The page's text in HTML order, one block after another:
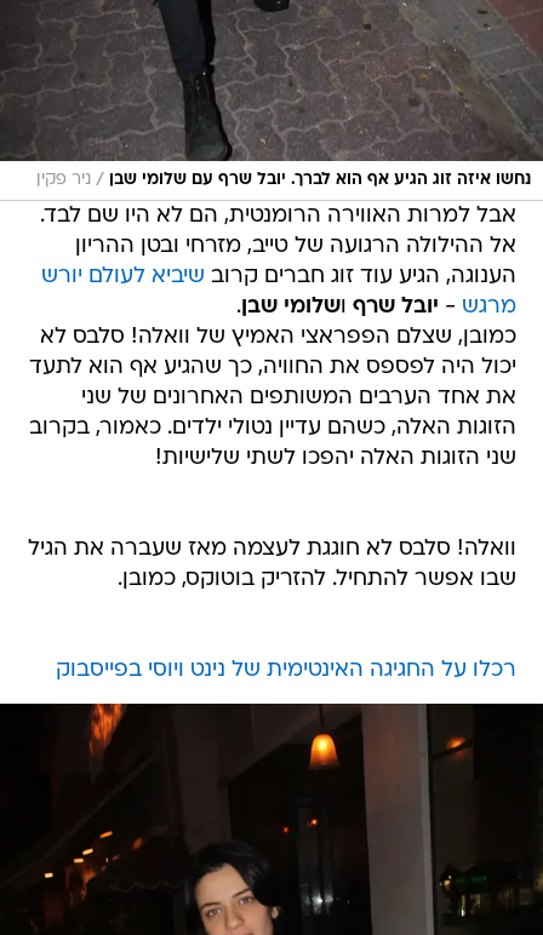
נחשו איזה זוג הגיע אף הוא לברך. יובל שרף עם שלומי שבן / ניר פקין
אבל למרות האווירה הרומנטית, הם לא היו שם לבד.
אל ההילולה הרגועה של טייב, מזרחי ובטן ההריון
הענוגה, הגיע עוד זוג חברים קרוב שיביא לעולם יורש
מרגש - יובל שרף ושלומי שבן.
כמובן, שצלם הפפראצי האמיץ של וואלה! סלבס לא
יכול היה לפספס את החוויה, כך שהגיע אף הוא לתעד
את אחד הערבים המשותפים האחרונים של שני
הזוגות האלה, כשהם עדיין נטולי ילדים. כאמור, בקרוב
שני הזוגות האלה יהפכו לשתי שלישיות!
וואלה! סלבס לא חוגגת לעצמה מאז שעברה את הגיל
שבו אפשר להתחיל. להזריק בוטוקס, כמובן.
רכלו על החגיגה האינטימית של נינט ויוסי בפייסבוק